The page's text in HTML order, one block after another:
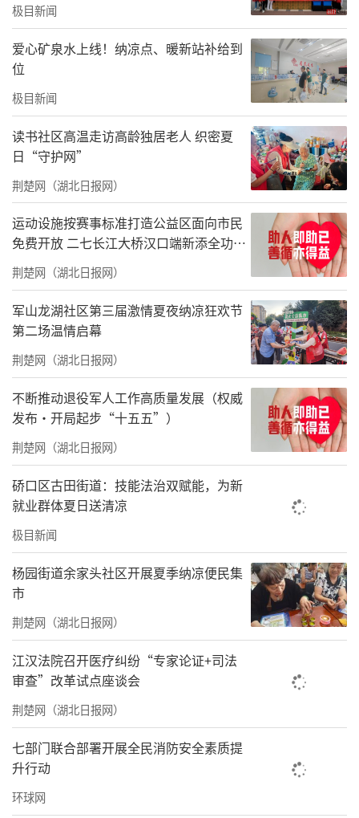
随着“女生加油计划”在西北地区的深入推
进，将有越来越多的“小丫姐姐”走进学校、
走入社区，成为女孩们信赖的陪伴者。如何科
学地开展“小丫课堂”，如何回应女孩在成长
中的困惑与情绪，成为培训的重点内容。此次
培训也为当地培育本土化、专业化的“小丫姐
姐”队伍打下坚实基础。
玉树启航｜女生加油计划落地 覆盖18所中学
4月18日下午，培训刚一结束，爱小丫团队便奔
赴玉树。“女生加油计划”在三江之源——玉树
全面启动，项目首批将覆盖玉树藏族自治州18
所中学，预计发放14408份“小丫包”，并将持
续开展“小丫课堂”，培育本地化的“小丫姐
姐”队伍。
4月20日上午，项目在玉树藏族自治州称多县第
一民族中学举行了落地启动仪式。玉树州委常
委、宣传部部长、教育工委书记武良桃，州政
协副主席昂格来，州政协原副主席邵春鹏，称
多县政协主席丁增才仁，县委副书记卢枫，县
委常委、县总工会主席格来卓玛出席仪式，州
妇联副主席李玉兰主持仪式。
启动仪式上，中国社会福利基金会爱小丫基金
总干事张茹玮分享了项目初心：从四川大凉山
到青海三江源，十余载坚守，只为让偏远地区
的女孩们有尊严、从容地度过青春期。未来，
项目将继续以“小丫包+小丫课堂”的成熟模
式，从身体健康、心理成长、社会适应三个维
度，为女童提供系统化陪伴教育，同时持续壮
大本地化小丫姐姐队伍，让关爱扎根高原、长
极目新闻
爱心矿泉水上线！纳凉点、暖新站补给到
位
极目新闻
读书社区高温走访高龄独居老人 织密夏
日“守护网”
荆楚网（湖北日报网）
运动设施按赛事标准打造公益区面向市民
免费开放 二七长江大桥汉口端新添全功能
体育公园
荆楚网（湖北日报网）
军山龙湖社区第三届激情夏夜纳凉狂欢节
第二场温情启幕
荆楚网（湖北日报网）
不断推动退役军人工作高质量发展（权威
发布·开局起步“十五五”）
荆楚网（湖北日报网）
硚口区古田街道：技能法治双赋能，为新
就业群体夏日送清凉
极目新闻
杨园街道余家头社区开展夏季纳凉便民集
市
荆楚网（湖北日报网）
江汉法院召开医疗纠纷“专家论证+司法
审查”改革试点座谈会
荆楚网（湖北日报网）
七部门联合部署开展全民消防安全素质提
升行动
环球网